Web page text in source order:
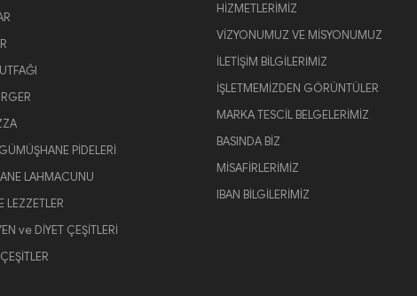
PİDELERİ
LAHMACUNU
LEZZETLER
ve DİYET ÇEŞİTLERİ
HİZMETLERİMİZ
VİZYONUMUZ VE MİSYONUMUZ
İLETİŞİM BİLGİLERİMİZ
İŞLETMEMİZDEN GÖRÜNTÜLER
MARKA TESCİL BELGELERİMİZ
BASINDA BİZ
MİSAFİRLERİMİZ
IBAN BİLGİLERİMİZ